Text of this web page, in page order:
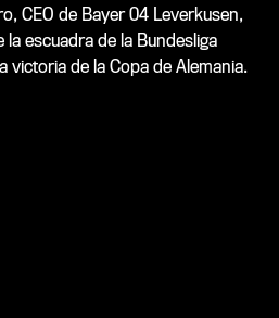
CEO de Bayer 04 Leverkusen,
escuadra de la Bundesliga
victoria de la Copa de Alemania.